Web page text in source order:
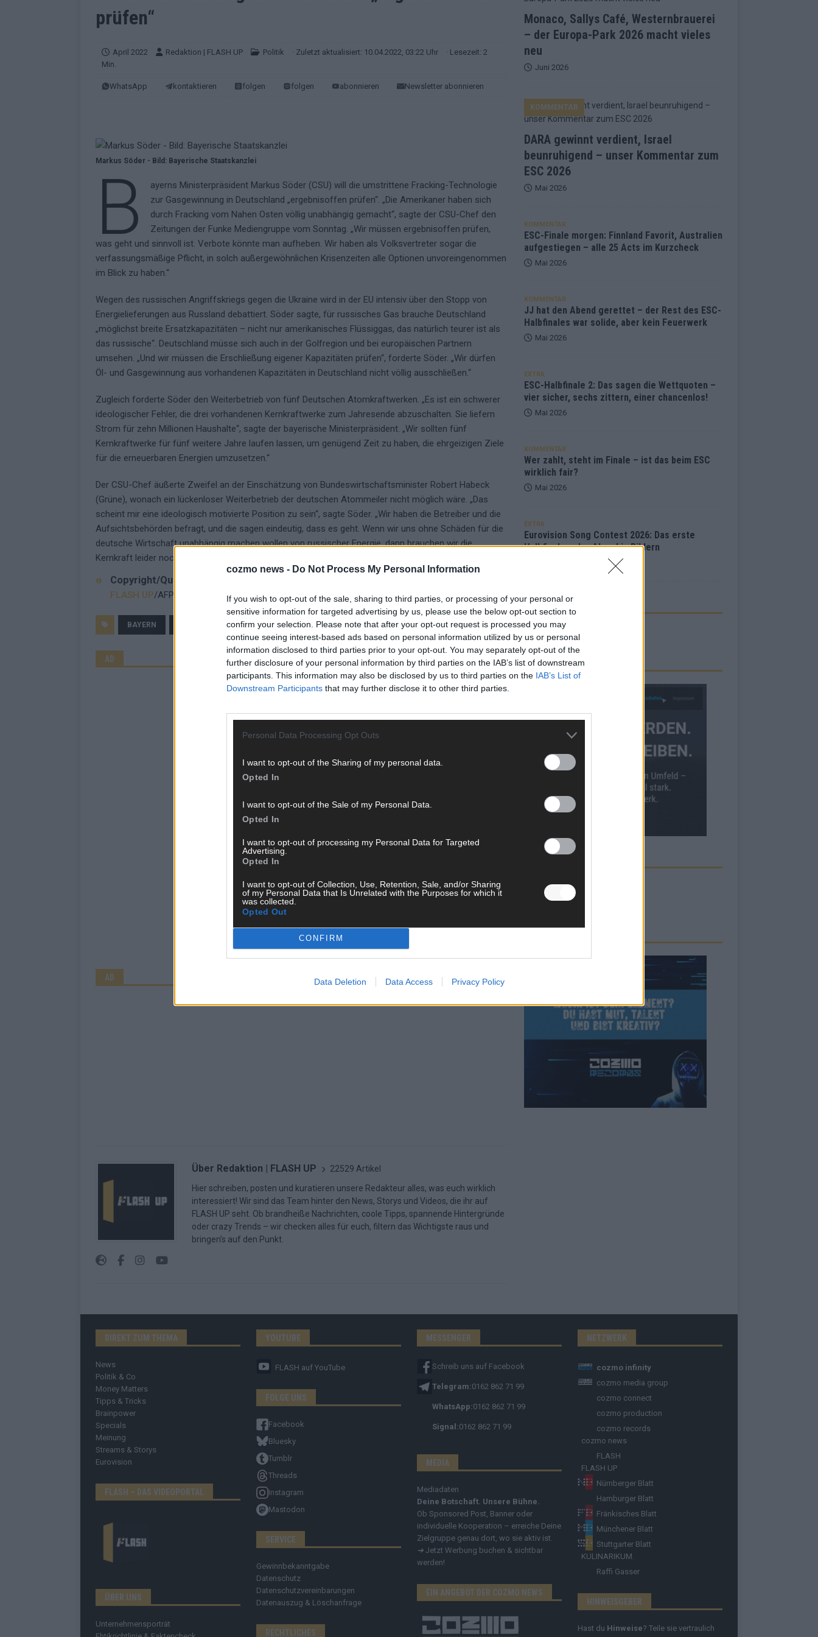
cozmo news - Do Not Process My Personal Information
If you wish to opt-out of the sale, sharing to third parties, or processing of your personal or
sensitive information for targeted advertising by us, please use the below opt-out section to
confirm your selection. Please note that after your opt-out request is processed you may
continue seeing interest-based ads based on personal information utilized by us or personal
information disclosed to third parties prior to your opt-out. You may separately opt-out of the
further disclosure of your personal information by third parties on the IAB’s list of downstream
participants. This information may also be disclosed by us to third parties on the IAB’s List of
Downstream Participants that may further disclose it to other third parties.
Personal Data Processing Opt Outs
I want to opt-out of the Sharing of my personal data.
Opted In
I want to opt-out of the Sale of my Personal Data.
Opted In
I want to opt-out of processing my Personal Data for Targeted
Advertising.
Opted In
I want to opt-out of Collection, Use, Retention, Sale, and/or Sharing
of my Personal Data that Is Unrelated with the Purposes for which it
was collected.
Opted Out
CONFIRM
Data Deletion Data Access Privacy Policy
[ Mai 2026 ]
KOMMENTAR
EUROVISION
KOMMENTAR
EXTRA
[ Juni 2026 ] Monaco, Sallys Café, Westernbrauerei – der Europa-Park 2026 macht vieles neu EXTRA
[ Mai 2026 ] DARA gewinnt verdient, Israel beunruhigend – unser Kommentar zum ESC 2026
KOMMENTAR
prüfen“
April 2022 Redaktion | FLASH UP Politik · Zuletzt aktualisiert: 10.04.2022, 03:22 Uhr
· Lesezeit: 2
Min.
WhatsApp kontaktieren folgen folgen abonnieren Newsletter abonnieren
Markus Söder - Bild: Bayerische Staatskanzlei
B
ayerns Ministerpräsident Markus Söder (CSU) will die umstrittene Fracking-Technologie
zur Gasgewinnung in Deutschland „ergebnisoffen prüfen“. „Die Amerikaner haben sich
durch Fracking vom Nahen Osten völlig unabhängig gemacht“, sagte der CSU-Chef den
Zeitungen der Funke Mediengruppe vom Sonntag. „Wir müssen ergebnisoffen prüfen,
was geht und sinnvoll ist. Verbote könnte man aufheben. Wir haben als Volksvertreter sogar die
verfassungsmäßige Pflicht, in solch außergewöhnlichen Krisenzeiten alle Optionen unvoreingenommen
im Blick zu haben.“
Wegen des russischen Angriffskriegs gegen die Ukraine wird in der EU intensiv über den Stopp von
Energielieferungen aus Russland debattiert. Söder sagte, für russisches Gas brauche Deutschland
„möglichst breite Ersatzkapazitäten – nicht nur amerikanisches Flüssiggas, das natürlich teurer ist als
das russische“. Deutschland müsse sich auch in der Golfregion und bei europäischen Partnern
umsehen. „Und wir müssen die Erschließung eigener Kapazitäten prüfen“, forderte Söder. „Wir dürfen
Öl- und Gasgewinnung aus vorhandenen Kapazitäten in Deutschland nicht völlig ausschließen.“
Zugleich forderte Söder den Weiterbetrieb von fünf Deutschen Atomkraftwerken. „Es ist ein schwerer
ideologischer Fehler, die drei vorhandenen Kernkraftwerke zum Jahresende abzuschalten. Sie liefern
Strom für zehn Millionen Haushalte“, sagte der bayerische Ministerpräsident. „Wir sollten fünf
Kernkraftwerke für fünf weitere Jahre laufen lassen, um genügend Zeit zu haben, die ehrgeizigen Ziele
für die erneuerbaren Energien umzusetzen.“
Der CSU-Chef äußerte Zweifel an der Einschätzung von Bundeswirtschaftsminister Robert Habeck
(Grüne), wonach ein lückenloser Weiterbetrieb der deutschen Atommeiler nicht möglich wäre. „Das
scheint mir eine ideologisch motivierte Position zu sein“, sagte Söder. „Wir haben die Betreiber und die
Aufsichtsbehörden befragt, und die sagen eindeutig, dass es geht. Wenn wir uns ohne Schäden für die
deutsche Wirtschaft unabhängig machen wollen von russischer Energie, dann brauchen wir die
Kernkraft leider noch eine Weile als Brücke.“
Copyright/Quelle
FLASH UP/AFP
BAYERN FRACKING SÖDER
AD
AD
Über Redaktion | FLASH UP 22529 Artikel
Hier schreiben, posten und kuratieren unsere Redakteur alles, was euch wirklich
interessiert! Wir sind das Team hinter den News, Storys und Videos, die ihr auf
FLASH UP seht. Ob brandheiße Nachrichten, coole Tipps, spannende Hintergründe
oder crazy Trends – wir checken alles für euch, filtern das Wichtigste raus und
bringen’s auf den Punkt.
Monaco, Sallys Café, Westernbrauerei
– der Europa-Park 2026 macht vieles
neu
Juni 2026
DARA gewinnt verdient, Israel
beunruhigend – unser Kommentar zum
ESC 2026
KOMMENTAR
Mai 2026
KOMMENTAR
ESC-Finale morgen: Finnland Favorit, Australien
aufgestiegen – alle 25 Acts im Kurzcheck
Mai 2026
KOMMENTAR
JJ hat den Abend gerettet – der Rest des ESC-
Halbfinales war solide, aber kein Feuerwerk
Mai 2026
EXTRA
ESC-Halbfinale 2: Das sagen die Wettquoten –
vier sicher, sechs zittern, einer chancenlos!
Mai 2026
KOMMENTAR
Wer zahlt, steht im Finale – ist das beim ESC
wirklich fair?
Mai 2026
EXTRA
Eurovision Song Contest 2026: Das erste
Halbfinale – der Abend in Bildern
WERBE BEI UNS!
DIREKT ZUM THEMA
News
Politik & Co
Money Matters
Tipps & Tricks
Brainpower
Specials
Meinung
Streams & Storys
Eurovision
FLASH – DAS VIDEOPORTAL
ÜBER UNS
Unternehmensporträt
YOUTUBE
FLASH auf YouTube
FOLGE UNS
Facebook
Bluesky
Tumblr
Threads
Instagram
Mastodon
SERVICE
Gewinnbekanntgabe
Datenschutz
Datenschutzvereinbarungen
Datenauszug & Löschanfrage
RECHTLICHES
MESSENGER
Schreib uns auf Facebook
Telegram:0162 862 71 99
WhatsApp:0162 862 71 99
Signal:0162 862 71 99
MEDIA
Mediadaten
Deine Botschaft. Unsere Bühne.
Ob Sponsored Post, Banner oder
individuelle Kooperation – erreiche Deine
Zielgruppe genau dort, wo sie aktiv ist.
➔ Jetzt Werbung buchen & sichtbar
werden!
EIN ANGEBOT DER COZMO NEWS
NETZWERK
cozmo infinity
cozmo media group
cozmo connect
cozmo production
cozmo records
cozmo news
FLASH
FLASH UP
Nürnberger Blatt
Hamburger Blatt
Fränkisches Blatt
Münchener Blatt
Stuttgarter Blatt
KULINARIKUM.
Raffi Gasser
HINWEISGEBER
Hast du Hinweise? Teile sie vertraulich